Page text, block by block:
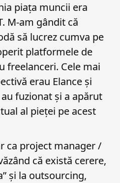
piața muncii era
M-am gândit că
să lucrez cumva pe
platformele de
freelanceri. Cele mai
erau Elance și
fuzionat și a apărut
al pieței pe acest
ca project manager /
că există cerere,
și la outsourcing,